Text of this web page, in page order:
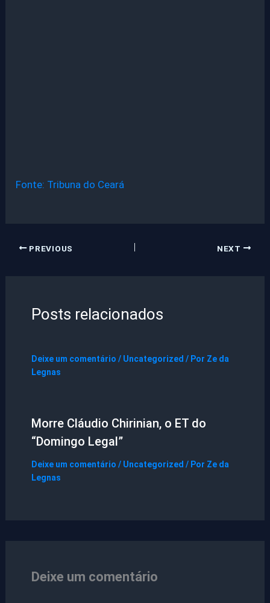
Fonte: Tribuna do Ceará
PREVIOUS NEXT
Posts relacionados
Deixe um comentário / Uncategorized / Por Ze da
Legnas
Morre Cláudio Chirinian, o ET do
“Domingo Legal”
Deixe um comentário / Uncategorized / Por Ze da
Legnas
Deixe um comentário